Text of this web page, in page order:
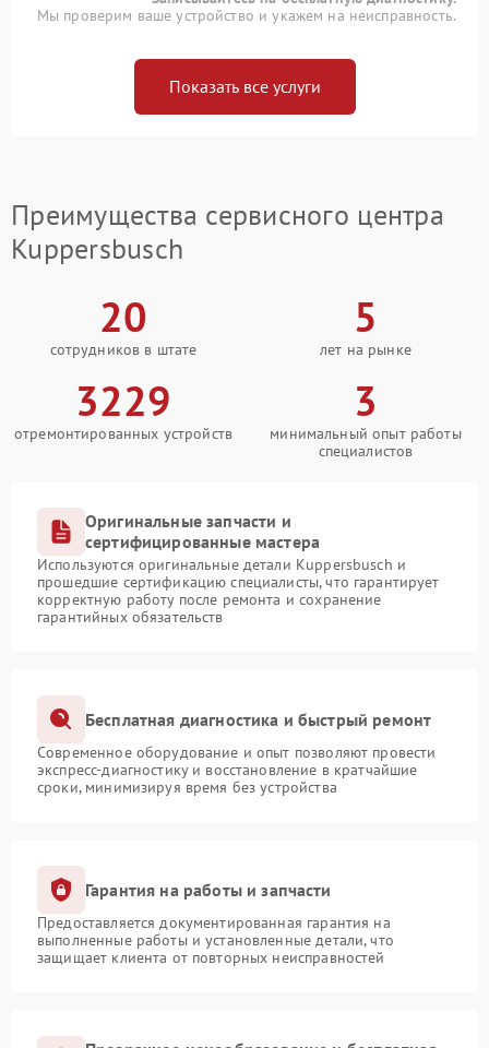
Мы проверим ваше устройство и укажем на неисправность.
Показать все услуги
Преимущества сервисного центра
Kuppersbusch
20
сотрудников в штате
5
лет на рынке
3229
отремонтированных устройств
3
минимальный опыт работы
специалистов
Оригинальные запчасти и
сертифицированные мастера
Используются оригинальные детали Kuppersbusch и
прошедшие сертификацию специалисты, что гарантирует
корректную работу после ремонта и сохранение
гарантийных обязательств
Бесплатная диагностика и быстрый ремонт
Современное оборудование и опыт позволяют провести
экспресс-диагностику и восстановление в кратчайшие
сроки, минимизируя время без устройства
Гарантия на работы и запчасти
Предоставляется документированная гарантия на
выполненные работы и установленные детали, что
защищает клиента от повторных неисправностей